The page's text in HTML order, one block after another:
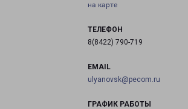
на карте
ТЕЛЕФОН
8(8422) 790-719
EMAIL
ulyanovsk@pecom.ru
ГРАФИК РАБОТЫ